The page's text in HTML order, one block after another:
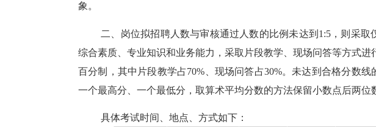
象。
二、岗位拟招聘人数与审核通过人数的比例未达到 1:5，则采取
综合素质、专业知识和业务能力，采取片段教学、现场问答等方式
百分制，其中片段教学占70%、现场问答占30%。未达到合格分数
一个最高分、一个最低分，取算术平均分数的方法保留小数点后两位
具体考试时间、地点、方式如下 ：